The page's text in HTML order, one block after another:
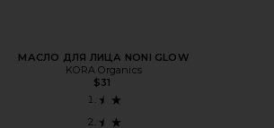
МАСЛО ДЛЯ ЛИЦА NONI GLOW
KORA Organics
$31